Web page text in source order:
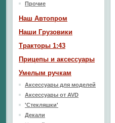
Прочие
Наш Aвтопром
Наши Грузовики
Тракторы 1:43
Прицепы и аксессуары
Умелым ручкам
Аксессуары для моделей
Аксессуары от AVD
'Стекляшки'
Декали